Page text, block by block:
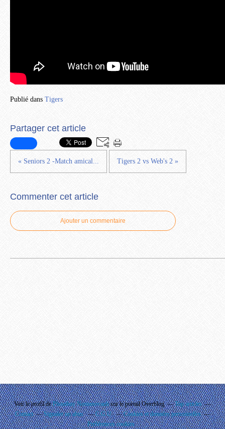
Publié dans Tigers
Partager cet article
« Seniors 2 -Match amical... Tigers 2 vs Web's 2 »
Commenter cet article
Ajouter un commentaire
Voir le profil dePhouthay Nontanovanhsur le portail Overblog
Top articles
Contact
Signaler un abus C.G.U.
Cookies et données personnelles
Préférences cookies